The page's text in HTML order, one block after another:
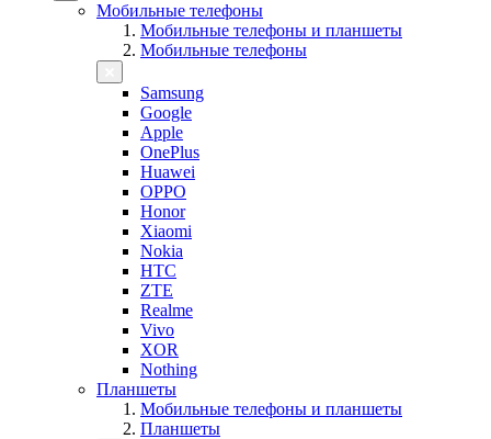
Мобильные телефоны
Мобильные телефоны и планшеты
Мобильные телефоны
Samsung
Google
Apple
OnePlus
Huawei
OPPO
Honor
Xiaomi
Nokia
HTC
ZTE
Realme
Vivo
XOR
Nothing
Планшеты
Мобильные телефоны и планшеты
Планшеты